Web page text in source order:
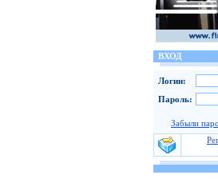
ВХОД
Логин:
Пароль:
Забыли